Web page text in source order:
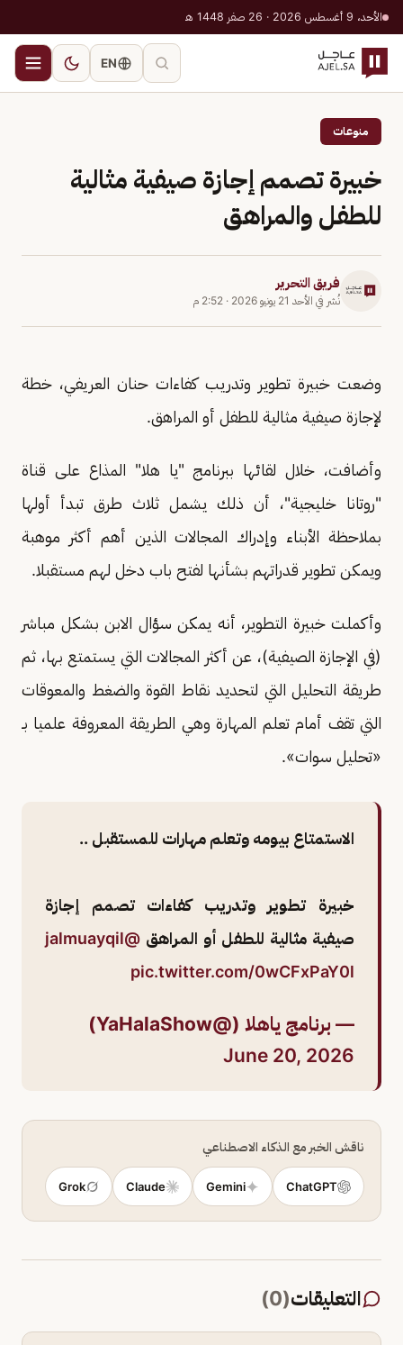
الأحد، 9 أغسطس 2026 · 26 صفر 1448 هـ
EN
منوعات
خبيرة تصمم إجازة صيفية مثالية
للطفل والمراهق
فريق التحرير
نُشر في الأحد 21 يونيو 2026 · 2:52 م
وضعت خبيرة تطوير وتدريب كفاءات حنان العريفي، خطة
لإجازة صيفية مثالية للطفل أو المراهق.
وأضافت، خلال لقائها ببرنامج "يا هلا" المذاع على قناة
"روتانا خليجية"، أن ذلك يشمل ثلاث طرق تبدأ أولها
بملاحظة الأبناء وإدراك المجالات الذين أهم أكثر موهبة
ويمكن تطوير قدراتهم بشأنها لفتح باب دخل لهم مستقبلا.
وأكملت خبيرة التطوير، أنه يمكن سؤال الابن بشكل مباشر
(في الإجازة الصيفية)، عن أكثر المجالات التي يستمتع بها، ثم
طريقة التحليل التي لتحديد نقاط القوة والضغط والمعوقات
التي تقف أمام تعلم المهارة وهي الطريقة المعروفة علميا بـ
«تحليل سوات».
الاستمتاع بيومه وتعلم مهارات للمستقبل ..
خبيرة تطوير وتدريب كفاءات تصمم إجازة
صيفية مثالية للطفل أو المراهق @jalmuayqil
pic.twitter.com/0wCFxPaY0l
— برنامج ياهلا (@YaHalaShow)
June 20, 2026
ناقش الخبر مع الذكاء الاصطناعي
ChatGPT
Gemini
Claude
Grok
التعليقات(
0
)